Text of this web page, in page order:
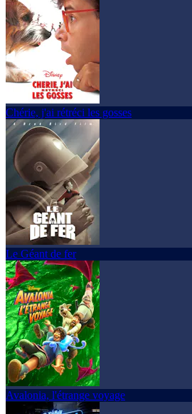
Chérie, j'ai rétréci les gosses
Le Géant de fer
Avalonia, l'étrange voyage